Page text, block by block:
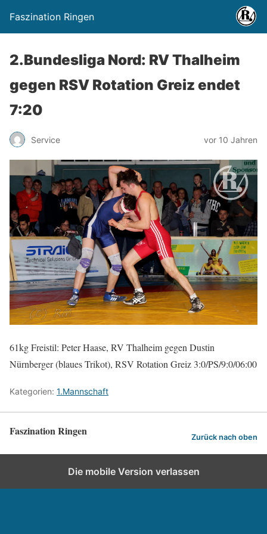
Faszination Ringen
2.Bundesliga Nord: RV Thalheim
gegen RSV Rotation Greiz endet
7:20
Service vor 10 Jahren
61kg Freistil: Peter Haase, RV Thalheim gegen Dustin
Nürnberger (blaues Trikot), RSV Rotation Greiz 3:0/PS/9:0/06:00
Kategorien: 1.Mannschaft
Faszination Ringen Zurück nach oben
Die mobile Version verlassen